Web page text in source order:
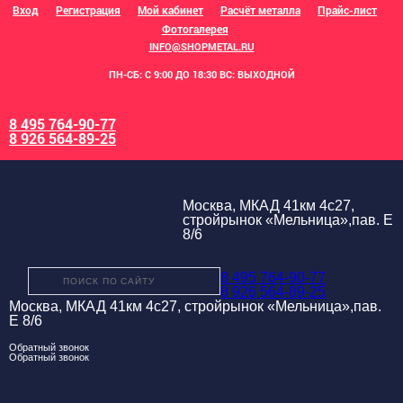
Вход Регистрация Мой кабинет Расчёт металла
Прайс-лист
Фотогалерея
INFO@SHOPMETAL.RU
ПН-СБ: С 9:00 ДО 18:30 ВС: ВЫХОДНОЙ
8 495 764-90-77
8 926 564-89-25
Москва, МКАД 41км 4с27,
стройрынок «Мельница»,пав. Е
8/6
8 495 764-90-77
8 926 564-89-25
Москва, МКАД 41км 4с27, стройрынок «Мельница»,пав.
Е 8/6
Обратный звонок
Обратный звонок